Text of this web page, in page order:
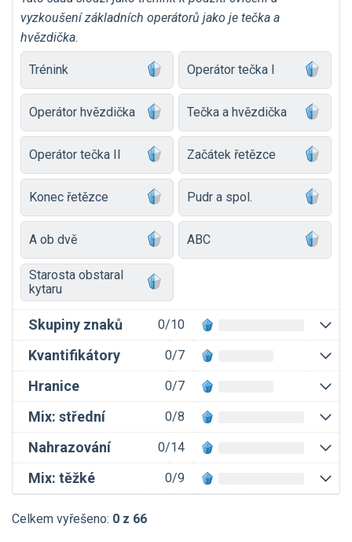
vyzkoušení základních operátorů jako je tečka a
hvězdička.
Trénink Operátor tečka I
Operátor hvězdička Tečka a hvězdička
Operátor tečka II Začátek řetězce
Konec řetězce Pudr a spol.
A ob dvě ABC
Starosta obstaral
kytaru
Skupiny znaků 0/10
Kvantifikátory 0/7
Hranice 0/7
Mix: střední 0/8
Nahrazování 0/14
Mix: těžké 0/9
Celkem vyřešeno: 0 z 66